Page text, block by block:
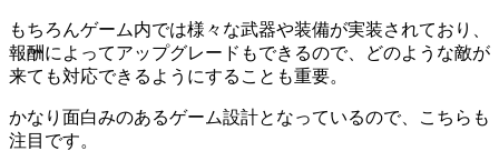
もちろんゲーム内では様々な武器や装備が実装されており、
報酬によってアップグレードもできるので、どのような敵が
来ても対応できるようにすることも重要。
かなり面白みのあるゲーム設計となっているので、こちらも
注目です。